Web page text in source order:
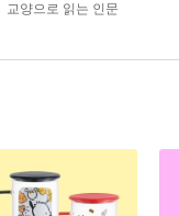
교양으로 읽는 인문